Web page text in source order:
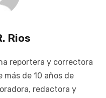
Rios
reportera y correctora
más de 10 años de
redactora y